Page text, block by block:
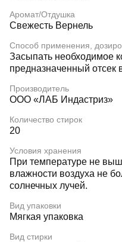
Аромат/Отдушка
Свежесть Вернель
Способ применения,
Засыпать необходимое
предназначенный отсек
Производитель
OOO «ЛАБ Индастриз»
Количество стирок
20
Условия хранения
При температуре не
влажности воздуха не
солнечных лучей.
Вид упаковки
Мягкая упаковка
Вид стирки